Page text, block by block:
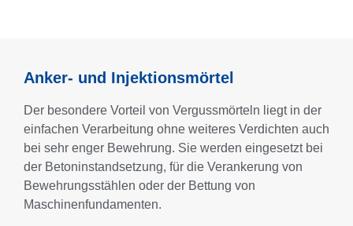
Anker- und Injektionsmörtel
Der besondere Vorteil von Vergussmörteln liegt in der
einfachen Verarbeitung ohne weiteres Verdichten auch
bei sehr enger Bewehrung. Sie werden eingesetzt bei
der Betoninstandsetzung, für die Verankerung von
Bewehrungsstählen oder der Bettung von
Maschinenfundamenten.